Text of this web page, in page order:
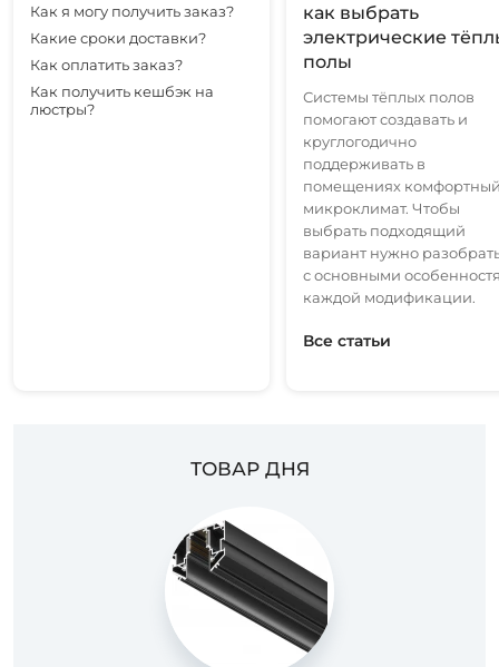
Как я могу получить заказ?
Какие сроки доставки?
Как оплатить заказ?
Как получить кешбэк на
люстры?
как выбрать
электрические
полы
Системы тёплых полов
помогают создавать и
круглогодично
поддерживать в
помещениях
микроклимат. Чтобы
выбрать подходящий
вариант нужно
с основными
каждой модификации.
Все статьи
ТОВАР ДНЯ